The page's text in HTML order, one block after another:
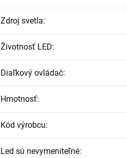
Zdroj svetla:
Životnosť LED:
Diaľkový ovládač:
Hmotnosť:
Kód výrobcu:
Led sú nevymeniteľné: